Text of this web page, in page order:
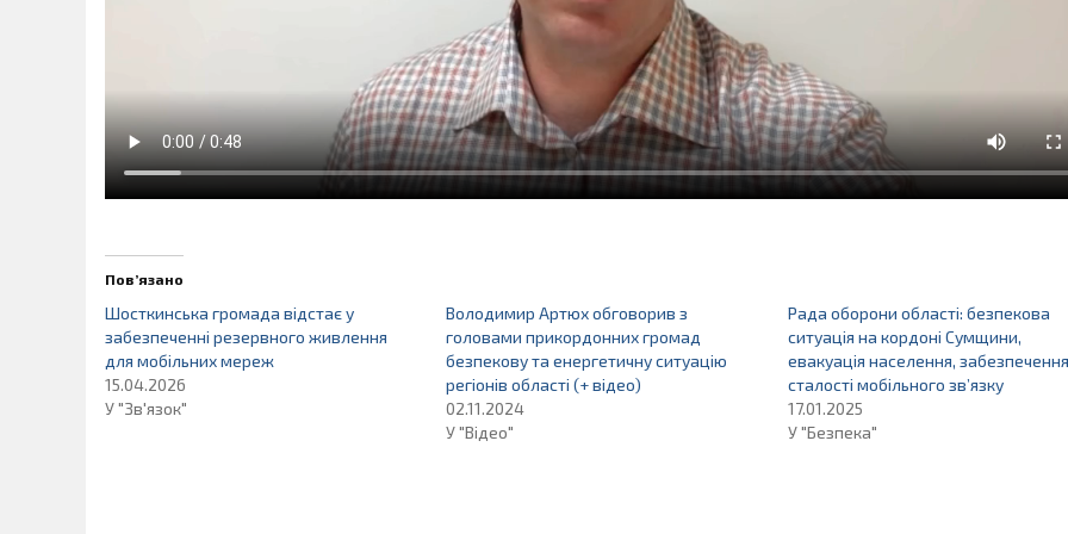
Пов’язано
Шосткинська громада відстає у
забезпеченні резервного живлення
для мобільних мереж
15.04.2026
У "Зв'язок"
Володимир Артюх обговорив з
головами прикордонних громад
безпекову та енергетичну ситуацію
регіонів області (+ відео)
02.11.2024
У "Відео"
Рада оборони області: безпекова
ситуація на кордоні Сумщини,
евакуація населення, забезпечення
сталості мобільного зв’язку
17.01.2025
У "Безпека"